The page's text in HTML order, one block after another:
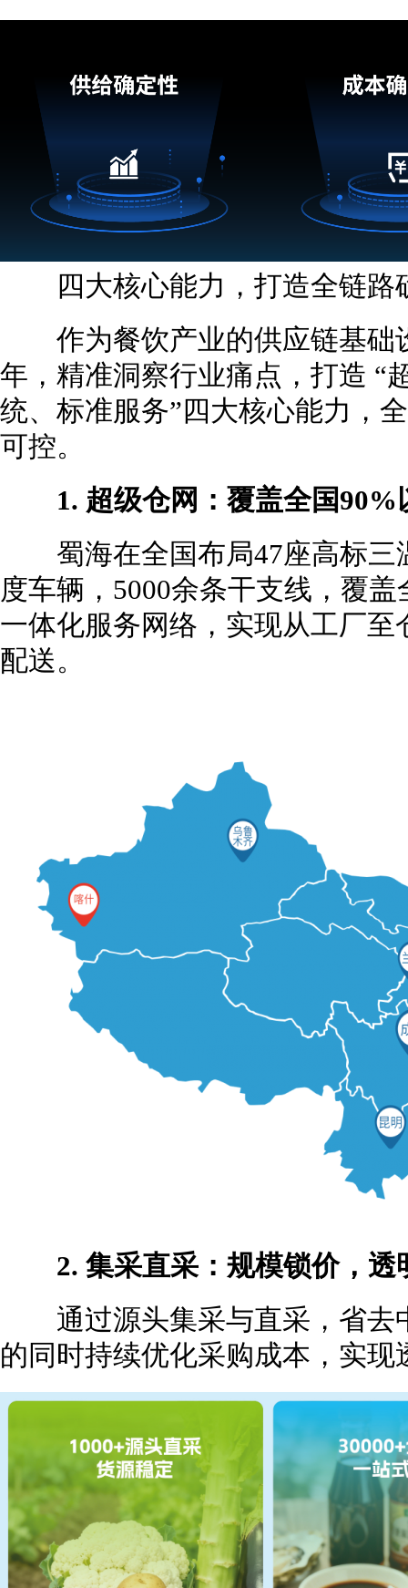
四大核心能力，打造全链路
作为餐饮产业的供应链基础
年，精准洞察行业痛点，打造 “
统、标准服务”四大核心能力，
可控。
1. 超级仓网：覆盖全国90%
蜀海在全国布局47座高标三
度车辆，5000余条干支线，覆
一体化服务网络，实现从工厂
配送。
2. 集采直采：规模锁价，透
通过源头集采与直采，省去
的同时持续优化采购成本，实